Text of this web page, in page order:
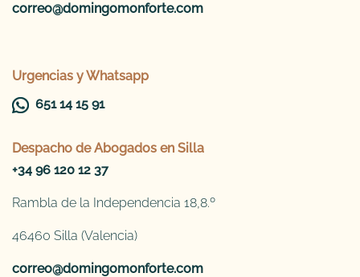
correo@domingomonforte.com
Urgencias y Whatsapp
651 14 15 91
Despacho de Abogados en Silla
+34 96 120 12 37
Rambla de la Independencia 18,8.º
46460 Silla (Valencia)
correo@domingomonforte.com